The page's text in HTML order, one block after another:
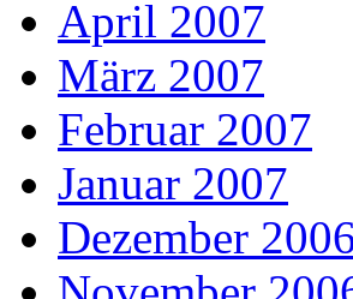
April 2007
März 2007
Februar 2007
Januar 2007
Dezember